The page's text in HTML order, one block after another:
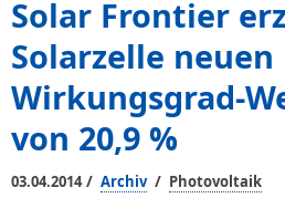
Solar Frontier
Solarzelle neuen
Wirkungsgrad-
von 20,9 %
03.04.2014/ Archiv / Photovoltaik